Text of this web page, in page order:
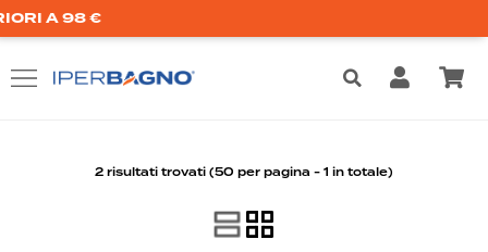
2 risultati trovati (50 per pagina - 1 in totale)
A 98 €